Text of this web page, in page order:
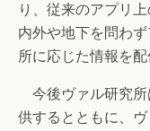
り、従来のアプリ
内外や地下を問わ
所に応じた情報を配
今後ヴァル研究所
供するとともに、